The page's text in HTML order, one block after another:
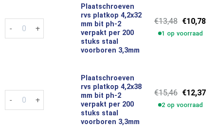
Plaatschroeven rvs platkop 4,2x32 mm bit ph-2 verpakt per
Plaatschroeven
rvs platkop 4,2x32
mm bit ph-2
verpakt per 200
stuks staal
voorboren 3,3mm
€13,48
prijs
€10,78
1 op voorraad
Plaatschroeven rvs platkop 4,2x38 mm bit ph-2 verpakt per
Plaatschroeven
rvs platkop 4,2x38
mm bit ph-2
verpakt per 200
stuks staal
voorboren 3,3mm
€15,46
prijs
€12,37
2 op voorraad